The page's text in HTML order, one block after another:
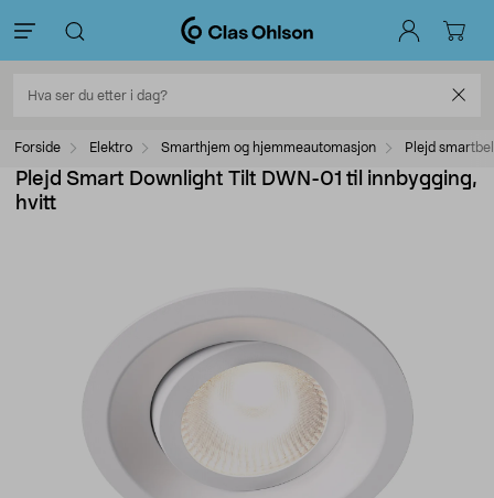
Forside Elektro Smarthjem og hjemmeautomasjon Plejd
Plejd Smart Downlight Tilt DWN-01 til innbygging,
hvitt